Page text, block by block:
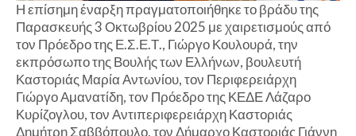
Η επίσημη έναρξη πραγματοποιήθηκε το βράδυ της
Παρασκευής 3 Οκτωβρίου 2025 με χαιρετισμούς από
τον Πρόεδρο της Ε.Σ.Ε.Τ., Γιώργο Κουλουρά, την
εκπρόσωπο της Βουλής των Ελλήνων, βουλευτή
Καστοριάς Μαρία Αντωνίου, τον Περιφερειάρχη
Γιώργο Αμανατίδη, τον Πρόεδρο της ΚΕΔΕ Λάζαρο
Κυρίζογλου, τον Αντιπεριφερειάρχη Καστοριάς
Δημήτρη Σαββόπουλο, τον Δήμαρχο Καστοριάς Γιάννη